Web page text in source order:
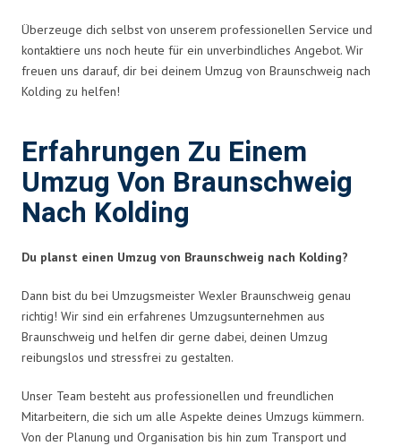
Überzeuge dich selbst von unserem professionellen Service und
kontaktiere uns noch heute für ein unverbindliches Angebot. Wir
freuen uns darauf, dir bei deinem Umzug von Braunschweig nach
Kolding zu helfen!
Erfahrungen Zu Einem
Umzug Von Braunschweig
Nach Kolding
Du planst einen Umzug von Braunschweig nach Kolding?
Dann bist du bei Umzugsmeister Wexler Braunschweig genau
richtig! Wir sind ein erfahrenes Umzugsunternehmen aus
Braunschweig und helfen dir gerne dabei, deinen Umzug
reibungslos und stressfrei zu gestalten.
Unser Team besteht aus professionellen und freundlichen
Mitarbeitern, die sich um alle Aspekte deines Umzugs kümmern.
Von der Planung und Organisation bis hin zum Transport und